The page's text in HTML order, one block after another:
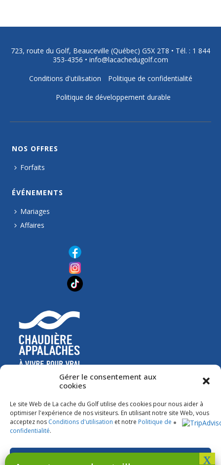
Gérer le consentement aux
cookies
Le site Web de La cache du Golf utilise des cookies pour nous aider à
optimiser l'expérience de nos visiteurs. En utilisant notre site Web, vous
acceptez nos Conditions d'utilisation et notre Politique de
confidentialité.
723, route du Golf, Beauceville (Québec) G5X 2T8 • Tél. : 1 844
353-4356 • info@lacachedugolf.com
Conditions d'utilisation
Politique de confidentialité
Politique de développement durable
NOS OFFRES
Forfaits
ÉVÉNEMENTS
Mariages
Affaires